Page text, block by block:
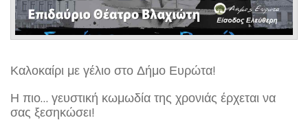
Καλοκαίρι με γέλιο στο Δήμο Ευρώτα!
Η πιο… γευστική κωμωδία της χρονιάς έρχεται να
σας ξεσηκώσει!